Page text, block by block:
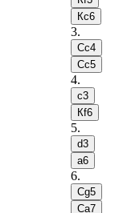
Кc6
3.
Сc4
Сc5
4.
c3
Кf6
5.
d3
a6
6.
Сg5
Сa7